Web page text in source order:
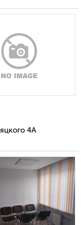
4А